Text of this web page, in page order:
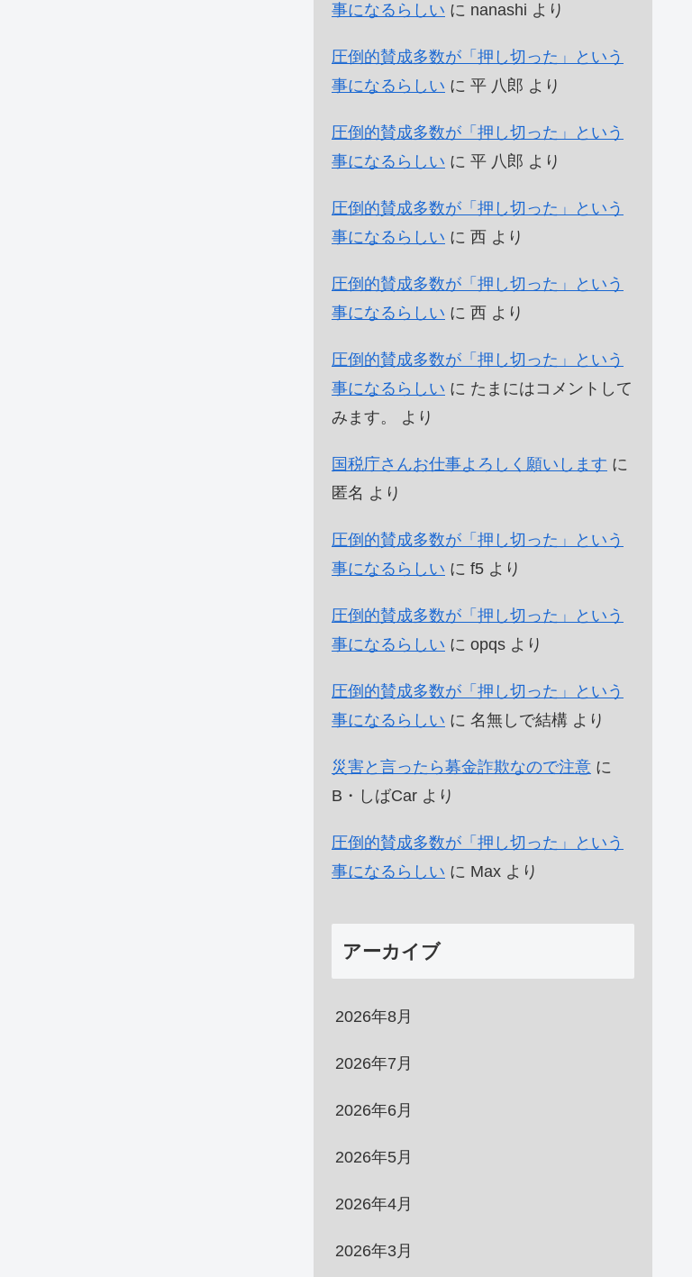
事になるらしい に nanashi より
圧倒的賛成多数が「押し切った」という
事になるらしい に 平 八郎 より
圧倒的賛成多数が「押し切った」という
事になるらしい に 平 八郎 より
圧倒的賛成多数が「押し切った」という
事になるらしい に 西 より
圧倒的賛成多数が「押し切った」という
事になるらしい に 西 より
圧倒的賛成多数が「押し切った」という
事になるらしい に たまにはコメントして
みます。
より
国税庁さんお仕事よろしく願いします に
匿名 より
圧倒的賛成多数が「押し切った」という
事になるらしい に f5 より
圧倒的賛成多数が「押し切った」という
事になるらしい に opqs より
圧倒的賛成多数が「押し切った」という
事になるらしい に 名無しで結構 より
災害と言ったら募金詐欺なので注意 に
B・しばCar より
圧倒的賛成多数が「押し切った」という
事になるらしい に Max より
アーカイブ
2026年8月
2026年7月
2026年6月
2026年5月
2026年4月
2026年3月